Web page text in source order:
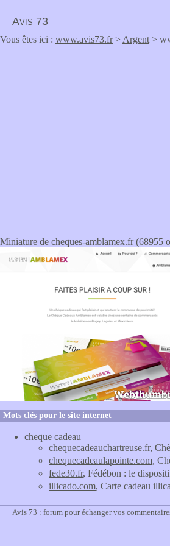
Avis 73
Vous êtes ici : www.avis73.fr> Argent >
Miniature de cheques-amblamex.fr (68955
Mots clés pour le site internet
cheque cadeau
chequecadeauchartreuse.fr,
chequecadeaulapointe.com,
fede30.fr, Fédébon : le
illicado.com, Carte cadeau
Avis 73 : forum pour échanger vos